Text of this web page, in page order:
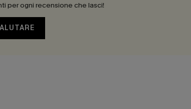
per ogni recensione che lasci!